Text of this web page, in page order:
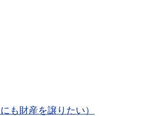
も財産を譲りたい）